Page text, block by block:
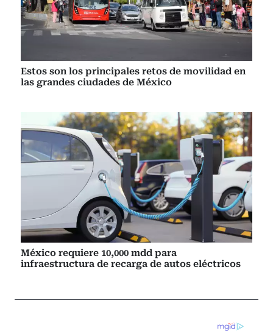
Estos son los principales retos de movilidad en
las grandes ciudades de México
México requiere 10,000 mdd para
infraestructura de recarga de autos eléctricos